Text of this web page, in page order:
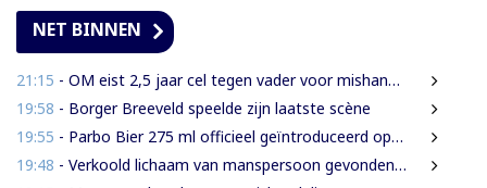
NET BINNEN
21:15 - OM eist 2,5 jaar cel tegen vader voor mishandeling en verwaarlozing
19:58 - Borger Breeveld speelde zijn laatste scène
19:55 - Parbo Bier 275 ml officieel geïntroduceerd op de Guyanese markt
19:48 - Verkoold lichaam van manspersoon gevonden na woningbrand in Albina